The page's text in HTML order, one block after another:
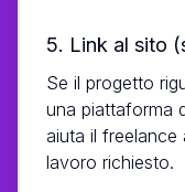
5. Link al sito
Se il progetto
una piattaforma
aiuta il freelance
lavoro richiesto.